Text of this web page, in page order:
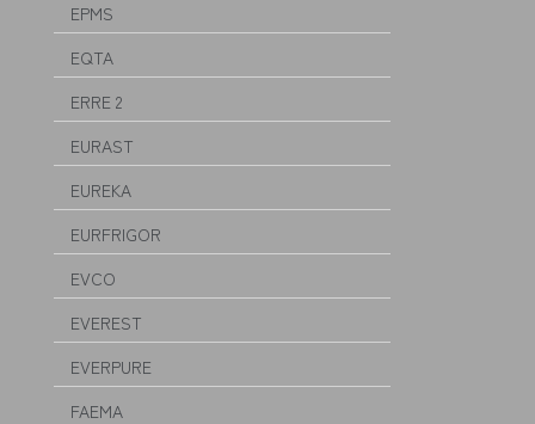
EPMS
EQTA
ERRE 2
EURAST
EUREKA
EURFRIGOR
EVCO
EVEREST
EVERPURE
FAEMA